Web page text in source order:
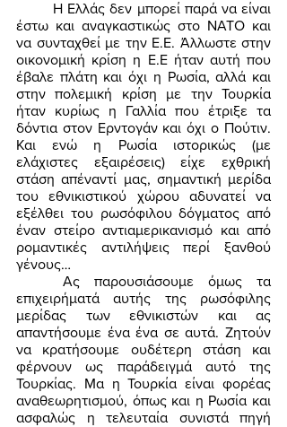
έστω και αναγκαστικώς στο ΝΑΤΟ και
να συνταχθεί με την Ε.Ε. Άλλωστε στην
οικονομική κρίση η Ε.Ε ήταν αυτή που
έβαλε πλάτη και όχι η Ρωσία, αλλά και
στην πολεμική κρίση με την Τουρκία
ήταν κυρίως η Γαλλία που έτριξε τα
δόντια στον Ερντογάν και όχι ο Πούτιν.
Και ενώ η Ρωσία ιστορικώς (με
ελάχιστες εξαιρέσεις) είχε εχθρική
στάση απέναντί μας, σημαντική μερίδα
του εθνικιστικού χώρου αδυνατεί να
εξέλθει του ρωσόφιλου δόγματος από
έναν στείρο αντιαμερικανισμό και από
ρομαντικές αντιλήψεις περί ξανθού
γένους…
επιχειρήματά αυτής της ρωσόφιλης
μερίδας των εθνικιστών και ας
απαντήσουμε ένα ένα σε αυτά. Ζητούν
να κρατήσουμε ουδέτερη στάση και
φέρνουν ως παράδειγμά αυτό της
Τουρκίας. Μα η Τουρκία είναι φορέας
αναθεωρητισμού, όπως και η Ρωσία και
ασφαλώς η τελευταία συνιστά πηγή